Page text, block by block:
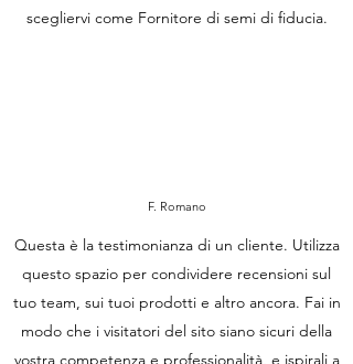
scegliervi come Fornitore di semi di fiducia.
F. Romano
Questa è la testimonianza di un cliente. Utilizza
questo spazio per condividere recensioni sul
tuo team, sui tuoi prodotti e altro ancora. Fai in
modo che i visitatori del sito siano sicuri della
vostra competenza e professionalità, e ispirali a